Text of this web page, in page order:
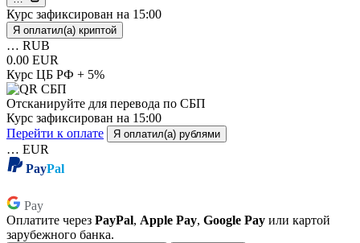
Курс зафиксирован на 15:00
Я оплатил(а) криптой
… RUB
0.00 EUR
Курс ЦБ РФ + 5%
Отсканируйте для перевода по СБП
Курс зафиксирован на 15:00
Перейти к оплате
Я оплатил(а) рублями
… EUR
PayPal
Pay
Оплатите через PayPal, Apple Pay, Google Pay или картой
зарубежного банка.